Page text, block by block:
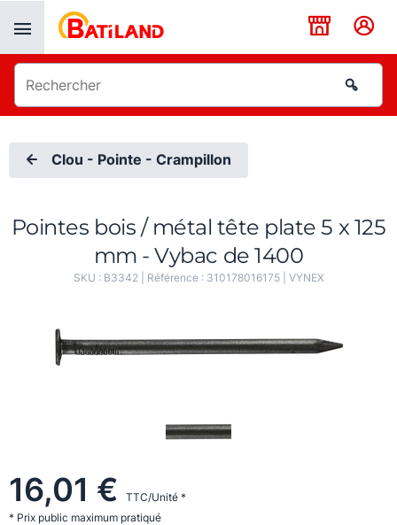
Clou - Pointe - Crampillon
Pointes bois / métal tête plate 5 x 125
mm - Vybac de 1400
SKU : B3342| Référence : 310178016175| VYNEX
16,01 €
TTC/Unité *
* Prix public maximum pratiqué
Panneau de gestion des cookies